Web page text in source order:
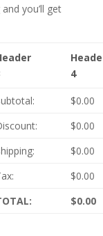
you’ll get
4
$0.00
$0.00
$0.00
$0.00
$0.00